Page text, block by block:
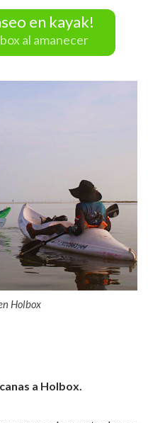
en kayak!
al amanecer
Holbox
a Holbox.